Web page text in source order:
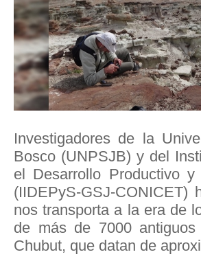
Investigadores de la
Bosco (UNPSJB) y del
el Desarrollo Productivo
(IIDEPyS-GSJ-CONICET)
nos transporta a la era de
de más de 7000
Chubut, que datan de